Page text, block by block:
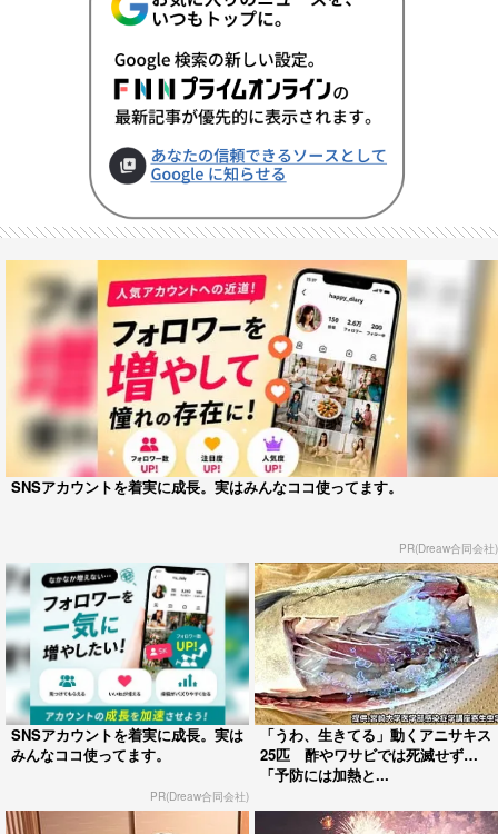
SNSアカウントを着実に成長。実はみんなココ使ってます。
PR(Dreaw合同会社)
SNSアカウントを着実に成長。実は
みんなココ使ってます。
PR(Dreaw合同会社)
「うわ、生きてる」動くアニサキス
25匹 酢やワサビでは死滅せず…
「予防には加熱と...